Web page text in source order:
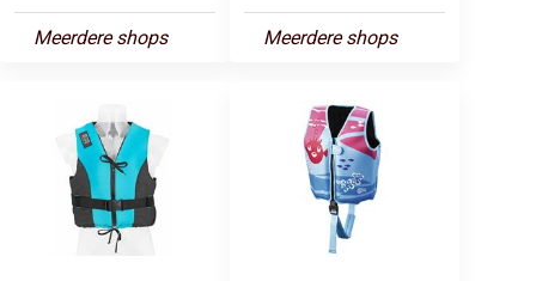
Meerdere shops Meerdere shops